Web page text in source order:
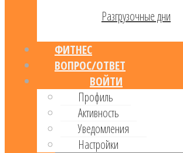
Разгрузочные дни
ФИТНЕС
ВОПРОС/ОТВЕТ
ВОЙТИ
Профиль
Активность
Уведомления
Настройки